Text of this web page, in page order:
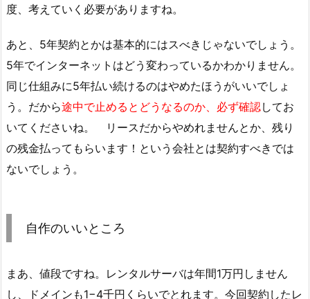
度、考えていく必要がありますね。
あと、5年契約とかは基本的にはスべきじゃないでしょう。
5年でインターネットはどう変わっているかわかりません。
同じ仕組みに5年払い続けるのはやめたほうがいいでしょ
う。だから途中で止めるとどうなるのか、必ず確認してお
いてくださいね。 リースだからやめれませんとか、残り
の残金払ってもらいます！という会社とは契約すべきでは
ないでしょう。
自作のいいところ
まあ、値段ですね。レンタルサーバは年間1万円しません
し、ドメインも1−4千円くらいでとれます。今回契約したレ